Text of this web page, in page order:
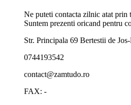
Ne puteti contacta zilnic atat prin
Suntem prezenti oricand pentru
Str. Principala 69 Bertestii de
0744193542
contact@zamtudo.ro
FAX: -